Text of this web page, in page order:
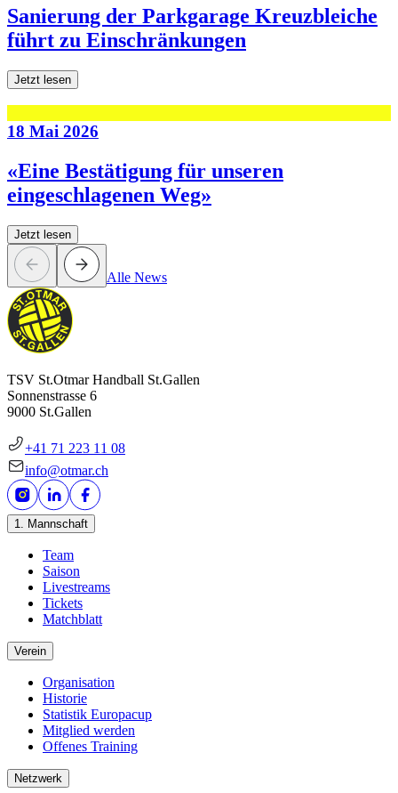
Sanierung der Parkgarage Kreuzbleiche
führt zu Einschränkungen
Jetzt lesen
18 Mai 2026
«Eine Bestätigung für unseren
eingeschlagenen Weg»
Jetzt lesen
Alle News
TSV St.Otmar Handball St.Gallen
Sonnenstrasse 6
9000 St.Gallen
+41 71 223 11 08
info@otmar.ch
1. Mannschaft
Team
Saison
Livestreams
Tickets
Matchblatt
Verein
Organisation
Historie
Statistik Europacup
Mitglied werden
Offenes Training
Netzwerk